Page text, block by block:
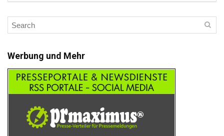
Werbung und Mehr